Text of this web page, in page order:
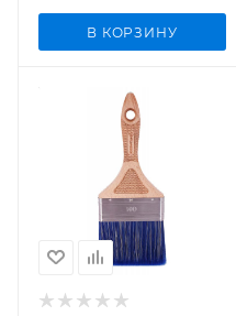
В КОРЗИНУ